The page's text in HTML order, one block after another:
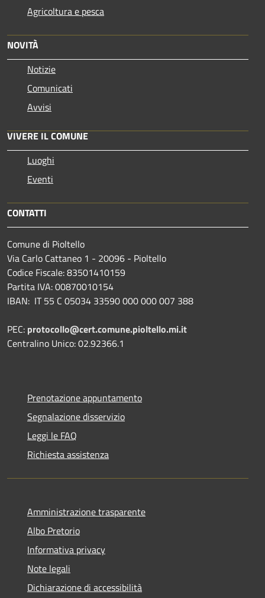
Agricoltura e pesca
NOVITÀ
Notizie
Comunicati
Avvisi
VIVERE IL COMUNE
Luoghi
Eventi
CONTATTI
Comune di Pioltello
Via Carlo Cattaneo 1 - 20096 - Pioltello
Codice Fiscale: 83501410159
Partita IVA: 00870010154
IBAN: IT 55 C 05034 33590 000 000 007 388
PEC: protocollo@cert.comune.pioltello.mi.it
Centralino Unico: 02.92366.1
Prenotazione appuntamento
Segnalazione disservizio
Leggi le FAQ
Richiesta assistenza
Amministrazione trasparente
Albo Pretorio
Informativa privacy
Note legali
Dichiarazione di accessibilità